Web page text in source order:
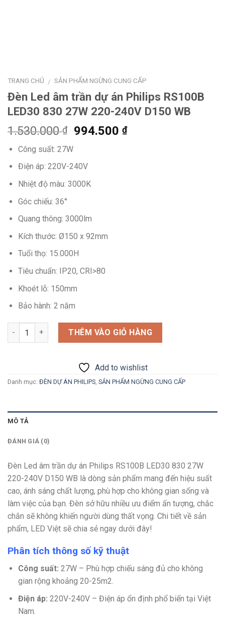
TRANG CHỦ / SẢN PHẨM NGỪNG CUNG CẤP
Đèn Led âm trần dự án Philips RS100B
LED30 830 27W 220-240V D150 WB
1.530.000₫
Giá
1.530.000 ₫.
994.500₫Giá
Công suất: 27W
Điện áp: 220V-240V
Nhiệt độ màu: 3000K
Góc chiếu: 36°
Quang thông: 3000lm
Kích thước: Ø150 x 92mm
Tuổi thọ: 15.000H
Tiêu chuẩn: IP20, CRI>80
Khoét lỗ: 150mm
Bảo hành: 2 năm
Số lượng THÊM VÀO GIỎ HÀNG
Add to wishlist
Danh mục: ĐÈN DỰ ÁN PHILIPS SẢN PHẨM NGỪNG CUNG CẤP
MÔ TẢ
ĐÁNH GIÁ (0)
Đèn Led âm trần dự án Philips RS100B LED30 830 27W
220-240V D150 WB là dòng sản phẩm mang đến hiệu suất
cao, ánh sáng chất lượng, phù hợp cho không gian sống và
làm việc của bạn. Đèn sở hữu nhiều ưu điểm ấn tượng, chắc
chắn sẽ không khiến người dùng thất vọng. Chi tiết về sản
phẩm, LED Việt sẽ chia sẻ ngay dưới đây!
Phân tích thông số kỹ thuật
Công suất: 27W – Phù hợp chiếu sáng đủ cho không
gian rộng khoảng 20-25m2.
Điện áp: 220V-240V – Điện áp ổn định phổ biến tại Việt
Nam.